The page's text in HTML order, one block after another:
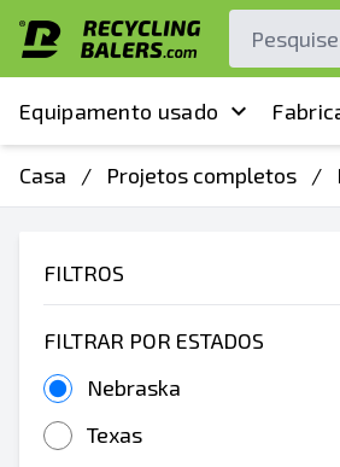
Equipamento usado
Casa / Projetos completos /
FILTROS
FILTRAR POR ESTADOS
Nebraska
Texas